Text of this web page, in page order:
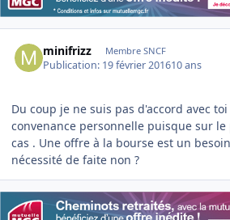
minifrizz Membre SNCF
Publication: 19 février 201610 ans
Du coup je ne suis pas d'accord avec
convenance personnelle puisque sur
cas . Une offre à la bourse est un
nécessité de faite non ?